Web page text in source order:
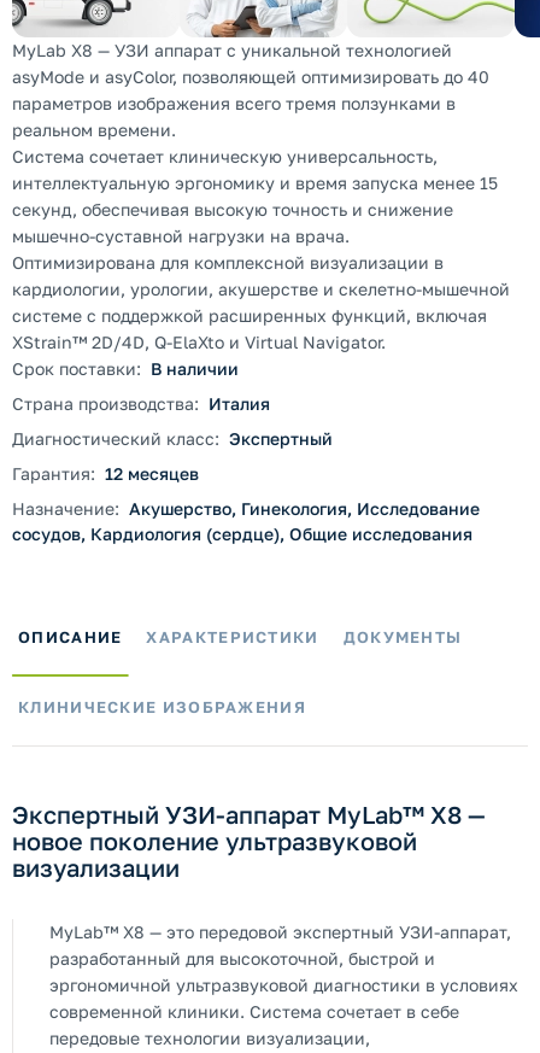
MyLab X8 — УЗИ аппарат с уникальной технологией
asyMode и asyColor, позволяющей оптимизировать до 40
параметров изображения всего тремя ползунками в
реальном времени.
Система сочетает клиническую универсальность,
интеллектуальную эргономику и время запуска менее 15
секунд, обеспечивая высокую точность и снижение
мышечно-суставной нагрузки на врача.
Оптимизирована для комплексной визуализации в
кардиологии, урологии, акушерстве и скелетно-мышечной
системе с поддержкой расширенных функций, включая
XStrain™ 2D/4D, Q-ElaXto и Virtual Navigator.
Срок поставки: В наличии
Страна производства: Италия
Диагностический класс: Экспертный
Гарантия: 12 месяцев
Назначение: Акушерство, Гинекология, Исследование
сосудов, Кардиология (сердце), Общие исследования
ОПИСАНИЕ ХАРАКТЕРИСТИКИ ДОКУМЕНТЫ
КЛИНИЧЕСКИЕ ИЗОБРАЖЕНИЯ
Экспертный УЗИ-аппарат MyLab™ X8 —
новое поколение ультразвуковой
визуализации
MyLab™ X8 — это передовой экспертный УЗИ-аппарат,
разработанный для высокоточной, быстрой и
эргономичной ультразвуковой диагностики в условиях
современной клиники. Система сочетает в себе
передовые технологии визуализации,